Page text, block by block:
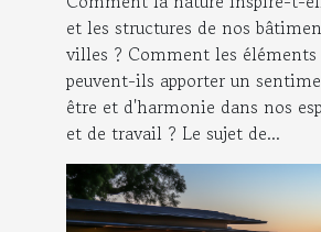
et les structures de nos
villes ? Comment les éléments
peuvent-ils apporter un
être et d'harmonie dans nos
et de travail ? Le sujet de...